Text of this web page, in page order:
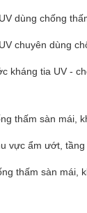
dùng chống
chuyên dùng
kháng tia UV -
thấm sàn mái,
vực ẩm ướt, tầng
thấm sàn mái,